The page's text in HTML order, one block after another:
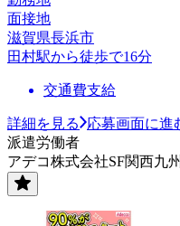
面接地
滋賀県長浜市
田村駅から徒歩で16分
交通費支給
詳細を見る
応募画面に進
派遣労働者
アデコ株式会社SF関西九